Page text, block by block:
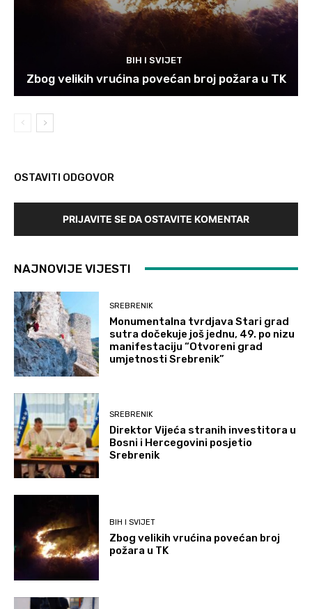
BIH I SVIJET
Zbog velikih vrućina povećan broj požara u TK
OSTAVITI ODGOVOR
PRIJAVITE SE DA OSTAVITE KOMENTAR
NAJNOVIJE VIJESTI
SREBRENIK
Monumentalna tvrdjava Stari grad
sutra dočekuje još jednu, 49. po nizu
manifestaciju “Otvoreni grad
umjetnosti Srebrenik”
SREBRENIK
Direktor Vijeća stranih investitora u
Bosni i Hercegovini posjetio
Srebrenik
BIH I SVIJET
Zbog velikih vrućina povećan broj
požara u TK